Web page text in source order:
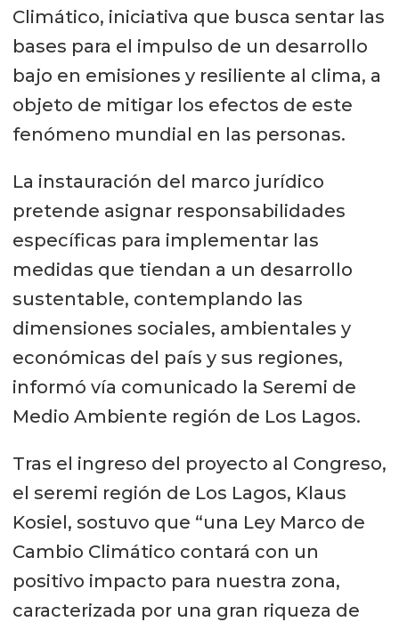
Climático, iniciativa que busca sentar las
bases para el impulso de un desarrollo
bajo en emisiones y resiliente al clima, a
objeto de mitigar los efectos de este
fenómeno mundial en las personas.
La instauración del marco jurídico
pretende asignar responsabilidades
específicas para implementar las
medidas que tiendan a un desarrollo
sustentable, contemplando las
dimensiones sociales, ambientales y
económicas del país y sus regiones,
informó vía comunicado la Seremi de
Medio Ambiente región de Los Lagos.
Tras el ingreso del proyecto al Congreso,
el seremi región de Los Lagos, Klaus
Kosiel, sostuvo que “una Ley Marco de
Cambio Climático contará con un
positivo impacto para nuestra zona,
caracterizada por una gran riqueza de